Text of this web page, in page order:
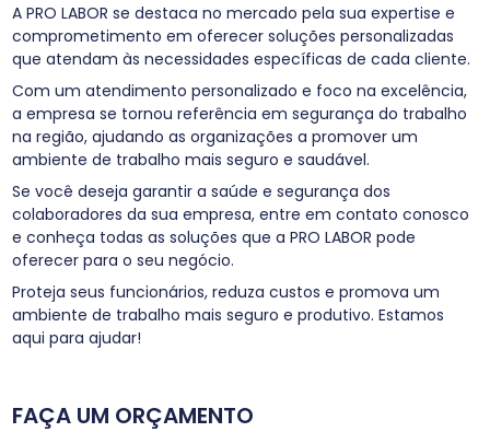
A PRO LABOR se destaca no mercado pela sua expertise e
comprometimento em oferecer soluções personalizadas
que atendam às necessidades específicas de cada cliente.
Com um atendimento personalizado e foco na excelência,
a empresa se tornou referência em segurança do trabalho
na região, ajudando as organizações a promover um
ambiente de trabalho mais seguro e saudável.
Se você deseja garantir a saúde e segurança dos
colaboradores da sua empresa, entre em contato conosco
e conheça todas as soluções que a PRO LABOR pode
oferecer para o seu negócio.
Proteja seus funcionários, reduza custos e promova um
ambiente de trabalho mais seguro e produtivo. Estamos
aqui para ajudar!
FAÇA UM ORÇAMENTO